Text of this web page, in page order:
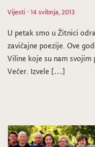
Vijesti · 14 svibnja, 2013
U petak smo u Žitnici
zavičajne poezije. Ove
Viline koje su nam svojim
Večer. Izvele […]